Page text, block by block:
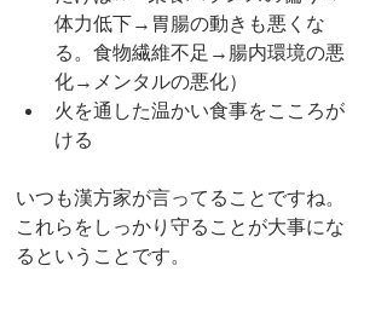
体力低下→胃腸の動きも悪くな
る。食物繊維不足→腸内環境の悪
化→メンタルの悪化）
火を通した温かい食事をこころが
ける
いつも漢方家が言ってることですね。
これらをしっかり守ることが大事にな
るということです。